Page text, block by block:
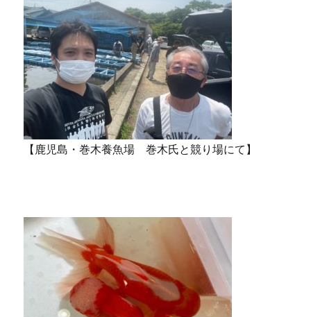
【鹿児島・巻木養魚場 巻木氏と競り場にて】